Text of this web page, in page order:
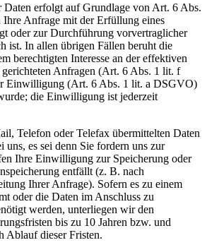
Daten erfolgt auf Grundlage von Art. 6 Abs.
Anfrage mit der Erfüllung eines
oder zur Durchführung vorvertraglicher
ist. In allen übrigen Fällen beruht die
berechtigten Interesse an der effektiven
gerichteten Anfragen (Art. 6 Abs. 1 lit. f
Einwilligung (Art. 6 Abs. 1 lit. a DSGVO)
die Einwilligung ist jederzeit
Telefon oder Telefax übermittelten Daten
uns, es sei denn Sie fordern uns zur
Ihre Einwilligung zur Speicherung oder
entfällt (z. B. nach
Ihrer Anfrage). Sofern es zu einem
oder die Daten im Anschluss zu
werden, unterliegen wir den
bis zu 10 Jahren bzw. und
Ablauf dieser Fristen.